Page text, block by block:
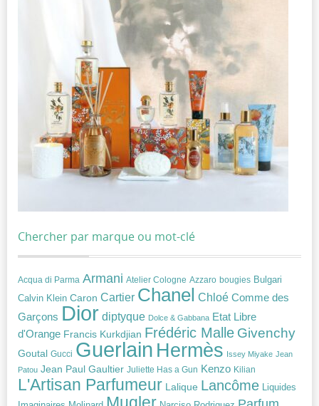
Chercher par marque ou mot-clé
Acqua di Parma Armani Atelier Cologne Azzaro bougies Bulgari
Calvin Klein Caron Cartier Chanel Chloé Comme des
Garçons Dior diptyque Dolce & Gabbana Etat Libre
d'Orange Francis Kurkdjian Frédéric Malle Givenchy
Goutal Gucci Guerlain Hermès Issey Miyake Jean
Patou Jean Paul Gaultier Juliette Has a Gun Kenzo Kilian
L'Artisan Parfumeur Lalique Lancôme
Liquides
Mugler